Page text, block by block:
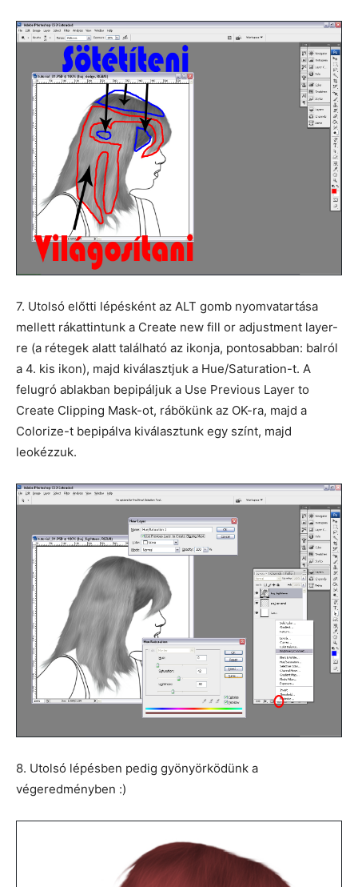
7. Utolsó előtti lépésként az ALT gomb nyomvatartása
mellett rákattintunk a Create new fill or adjustment layer-
re (a rétegek alatt található az ikonja, pontosabban: balról
a 4. kis ikon), majd kiválasztjuk a Hue/Saturation-t. A
felugró ablakban bepipáljuk a Use Previous Layer to
Create Clipping Mask-ot, rábökünk az OK-ra, majd a
Colorize-t bepipálva kiválasztunk egy színt, majd
leokézzuk.
8. Utolsó lépésben pedig gyönyörködünk a
végeredményben :)